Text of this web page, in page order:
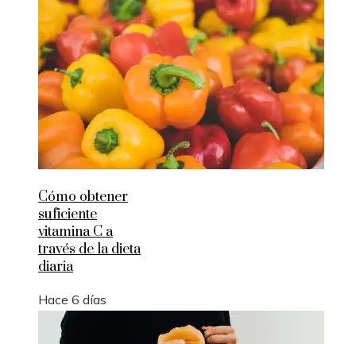
Cómo obtener
suficiente
vitamina C a
través de la dieta
diaria
Hace 6 días